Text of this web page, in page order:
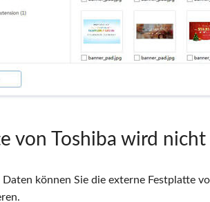
von Toshiba wird
können Sie die externe Festplatte